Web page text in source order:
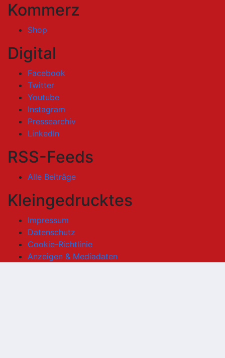
Kommerz
Shop
Digital
Facebook
Twitter
Youtube
Instagram
Pressearchiv
LinkedIn
RSS-Feeds
Alle Beiträge
Kleingedrucktes
Impressum
Datenschutz
Cookie-Richtlinie
Anzeigen & Mediadaten